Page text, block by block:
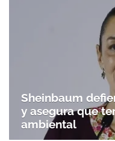
Sheinbaum
y asegura que
ambiental